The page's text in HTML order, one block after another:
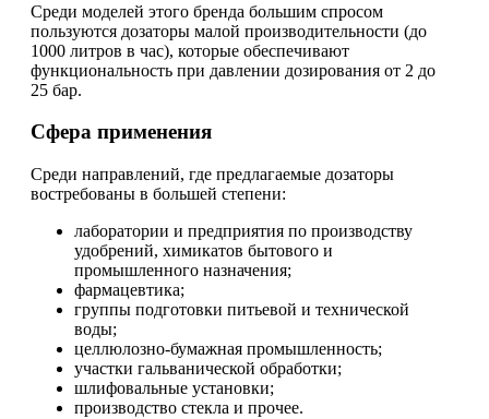
Среди моделей этого бренда большим спросом
пользуются дозаторы малой производительности (до
1000 литров в час), которые обеспечивают
функциональность при давлении дозирования от 2 до
25 бар.
Сфера применения
Среди направлений, где предлагаемые дозаторы
востребованы в большей степени:
лаборатории и предприятия по производству
удобрений, химикатов бытового и
промышленного назначения;
фармацевтика;
группы подготовки питьевой и технической
воды;
целлюлозно-бумажная промышленность;
участки гальванической обработки;
шлифовальные установки;
производство стекла и прочее.